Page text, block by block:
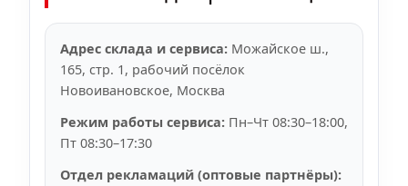
Адрес склада и сервиса: Можайское ш.,
165, стр. 1, рабочий посёлок
Новоивановское, Москва
Режим работы сервиса: Пн–Чт 08:30–18:00,
Пт 08:30–17:30
Отдел рекламаций (оптовые партнёры):